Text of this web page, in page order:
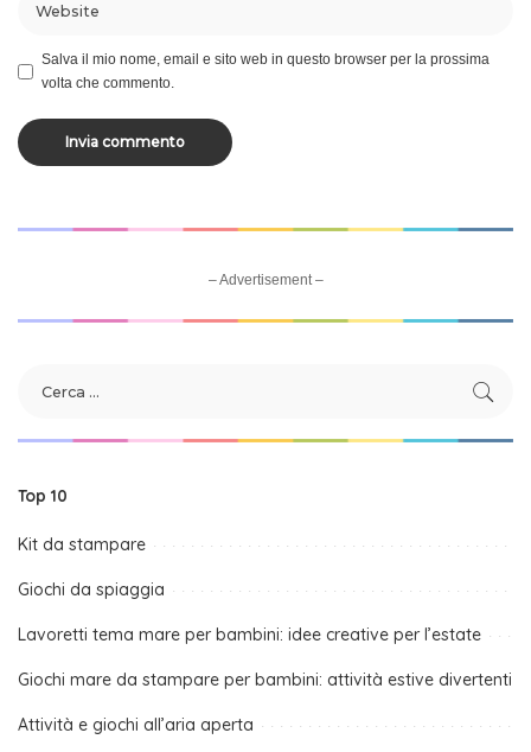
Salva il mio nome, email e sito web in questo browser per la prossima
volta che commento.
– Advertisement –
Top 10
Kit da stampare
Giochi da spiaggia
Lavoretti tema mare per bambini: idee creative per l’estate
Giochi mare da stampare per bambini: attività estive divertenti
Attività e giochi all’aria aperta